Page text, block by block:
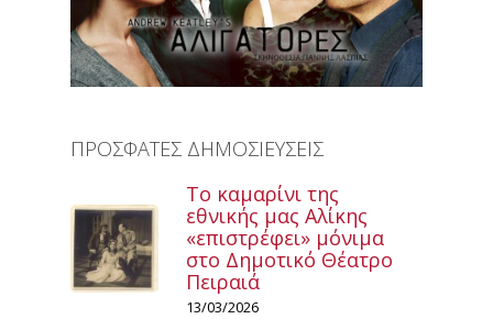
ΠΡΟΣΦΑΤΕΣ ΔΗΜΟΣΙΕΥΣΕΙΣ
Το καμαρίνι της
εθνικής μας Αλίκης
«επιστρέφει» μόνιμα
στο Δημοτικό Θέατρο
Πειραιά
13/03/2026